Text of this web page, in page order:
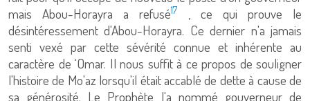
mais Abou-Horayra a refusé17
, ce qui prouve le
désintéressement d'Abou-Horayra. Ce dernier n'a jamais
senti vexé par cette sévérité connue et inhérente au
caractère de ‘Omar. Il nous suffit à ce propos de souligner
l'histoire de Mo'az lorsqu'il était accablé de dette à cause de
sa générosité. Le Prophète l'a nommé gouverneur de